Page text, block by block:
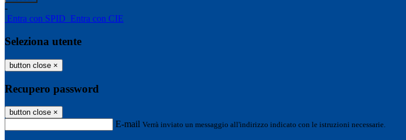
-
Entra con SPID Entra con CIE
Seleziona utente
button close ×
Recupero password
button close ×
E-mail Verrà inviato un messaggio all'indirizzo indicato con le istruzioni necessarie.